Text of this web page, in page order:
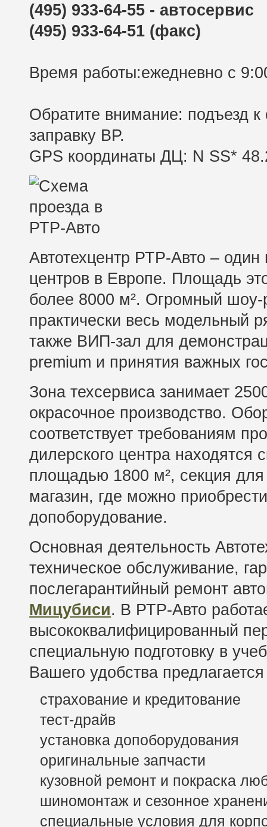
(495) 933-64-55 - автосервис
(495) 933-64-51 (факс)
Время работы:ежедневно с
Обратите внимание: подъезд
заправку BP.
GPS координаты ДЦ: N SS*
Автотехцентр РТР-Авто –
центров в Европе. Площадь
более 8000 м². Огромный шоу-
практически весь модельный
также ВИП-зал для
premium и принятия важных
Зона техсервиса занимает
окрасочное производство.
соответствует требованиям
дилерского центра находятся
площадью 1800 м², секция
магазин, где можно
допоборудование.
Основная деятельность
техническое обслуживание,
послегарантийный ремонт
Мицубиси. В РТР-Авто
высококвалифицированный
специальную подготовку в
Вашего удобства
страхование и кредитование
тест-драйв
установка допоборудования
оригинальные запчасти
кузовной ремонт и покраска
шиномонтаж и сезонное
специальные условия для